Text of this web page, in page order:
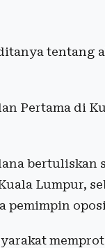
tentang
Pertama di
bertuliskan
Lumpur,
pemimpin